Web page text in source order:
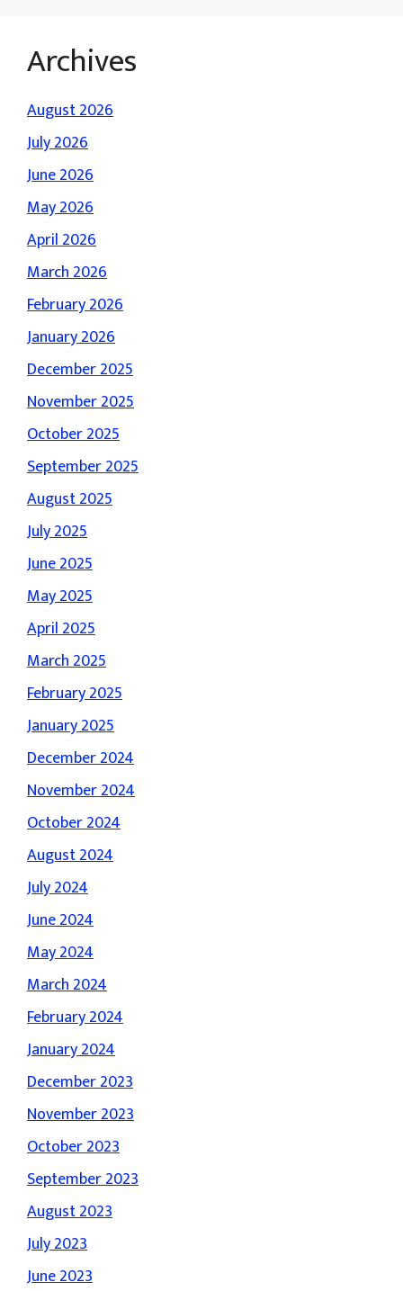
Archives
August 2026
July 2026
June 2026
May 2026
April 2026
March 2026
February 2026
January 2026
December 2025
November 2025
October 2025
September 2025
August 2025
July 2025
June 2025
May 2025
April 2025
March 2025
February 2025
January 2025
December 2024
November 2024
October 2024
August 2024
July 2024
June 2024
May 2024
March 2024
February 2024
January 2024
December 2023
November 2023
October 2023
September 2023
August 2023
July 2023
June 2023